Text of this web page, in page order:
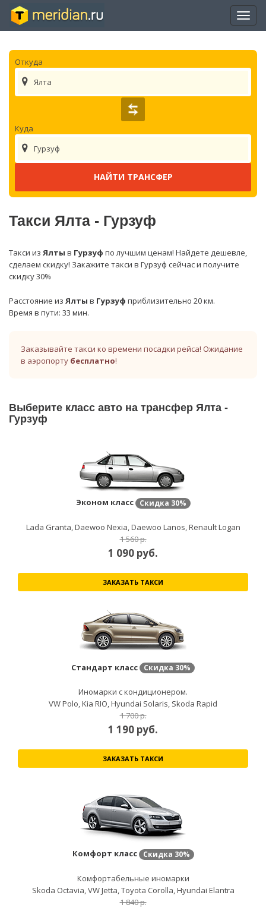
Откуда
Ялта
Куда
Гурзуф
Такси Ялта - Гурзуф
Такси из Ялты в Гурзуф по лучшим ценам! Найдете дешевле,
сделаем скидку! Закажите такси в Гурзуф сейчас и получите
скидку 30%
Расстояние из Ялты в Гурзуф приблизительно 20 км.
Время в пути: 33 мин.
Заказывайте такси ко времени посадки рейса! Ожидание
в аэропорту бесплатно!
Выберите класс авто на трансфер Ялта -
Гурзуф
Эконом класс Скидка 30%
Lada Granta, Daewoo Nexia, Daewoo Lanos, Renault Logan
1 560 р.
1 090 руб.
ЗАКАЗАТЬ ТАКСИ
Стандарт класс Скидка 30%
Иномарки с кондиционером.
VW Polo, Kia RIO, Hyundai Solaris, Skoda Rapid
1 700 р.
1 190 руб.
ЗАКАЗАТЬ ТАКСИ
Комфорт класс Скидка 30%
Комфортабельные иномарки
Skoda Octavia, VW Jetta, Toyota Corolla, Hyundai Elantra
1 840 р.